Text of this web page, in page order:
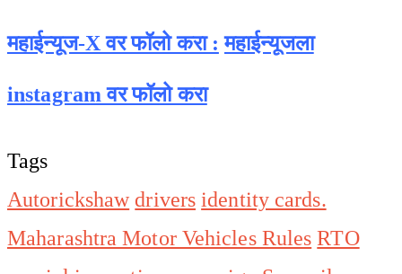
महाईन्यूज-X वर फॉलो करा : महाईन्यूजला
instagram वर फॉलो करा
Tags
Autorickshaw drivers identity cards.
Maharashtra Motor Vehicles Rules RTO